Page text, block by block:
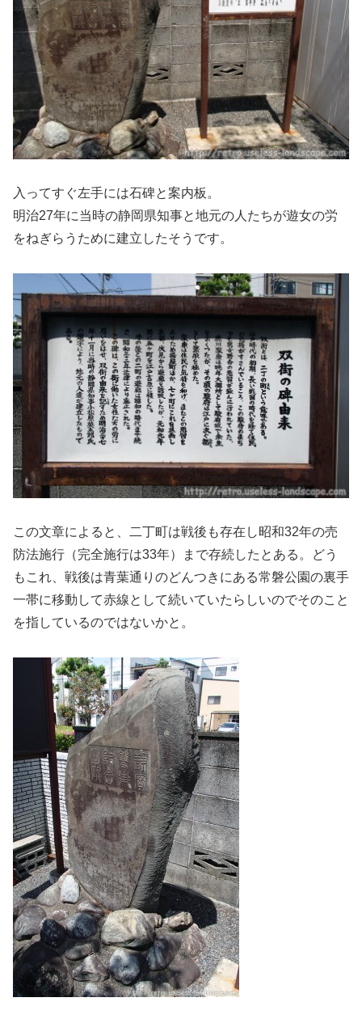
入ってすぐ左手には石碑と案内板。
明治27年に当時の静岡県知事と地元の人たちが遊女の労
をねぎらうために建立したそうです。
この文章によると、二丁町は戦後も存在し昭和32年の売
防法施行（完全施行は33年）まで存続したとある。どう
もこれ、戦後は青葉通りのどんつきにある常磐公園の裏手
一帯に移動して赤線として続いていたらしいのでそのこと
を指しているのではないかと。